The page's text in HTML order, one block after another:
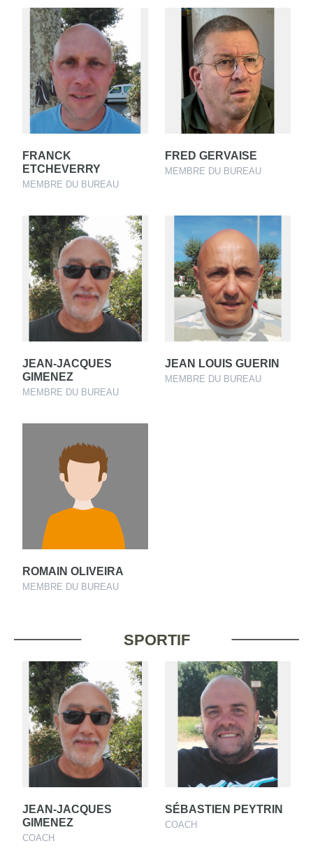
FRANCK
ETCHEVERRY
MEMBRE DU BUREAU
FRED GERVAISE
MEMBRE DU BUREAU
JEAN-JACQUES
GIMENEZ
MEMBRE DU BUREAU
JEAN LOUIS GUERIN
MEMBRE DU BUREAU
ROMAIN OLIVEIRA
MEMBRE DU BUREAU
SPORTIF
JEAN-JACQUES
GIMENEZ
COACH
SÉBASTIEN PEYTRIN
COACH